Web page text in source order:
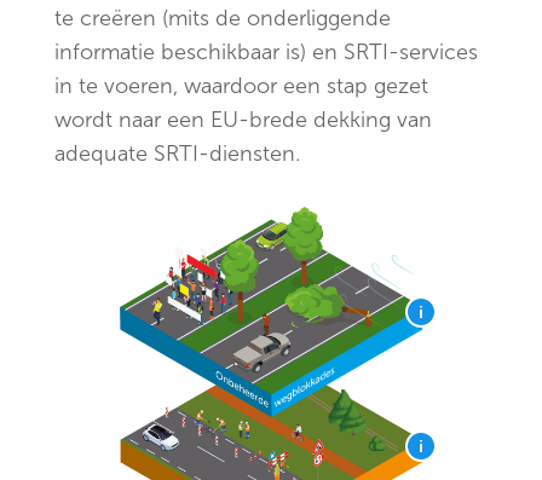
te creëren (mits de onderliggende
informatie beschikbaar is) en SRTI-services
in te voeren, waardoor een stap gezet
wordt naar een EU-brede dekking van
adequate SRTI-diensten.